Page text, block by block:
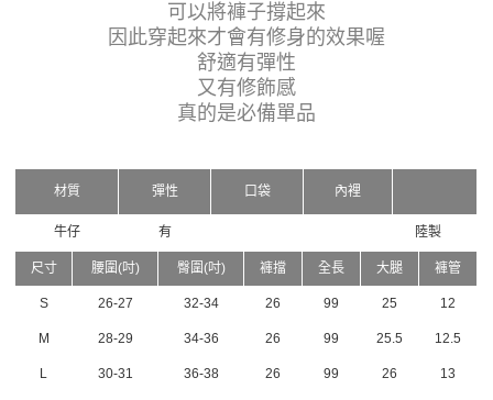
可以將褲子撐起來
因此穿起來才會有修身的效果喔
舒適有彈性
又有修飾感
真的是必備單品
材質 彈性 口袋 內裡
牛仔 有 陸製
尺寸 腰圍(吋) 臀圍(吋) 褲擋 全長 大腿 褲管
S 26-27 32-34 26 99 25 12
M 28-29 34-36 26 99 25.5 12.5
L 30-31 36-38 26 99 26 13